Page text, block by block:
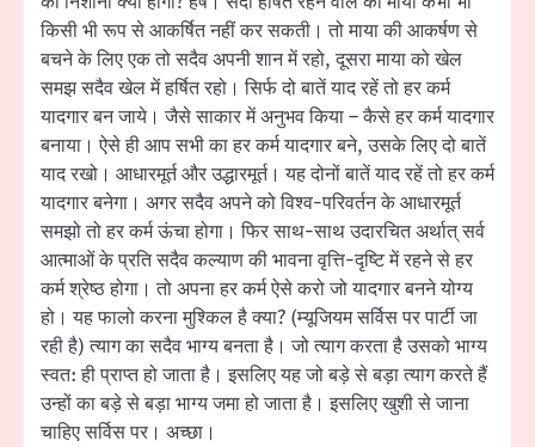
किसी भी रूप से आकर्षित नहीं कर सकती। तो माया की आकर्षण से
बचने के लिए एक तो सदैव अपनी शान में रहो, दूसरा माया को खेल
समझ सदैव खेल में हर्षित रहो। सिर्फ दो बातें याद रहें तो हर कर्म
यादगार बन जाये। जैसे साकार में अनुभव किया – कैसे हर कर्म यादगार
बनाया। ऐसे ही आप सभी का हर कर्म यादगार बने, उसके लिए दो बातें
याद रखो। आधारमूर्त और उद्धारमूर्त। यह दोनों बातें याद रहें तो हर कर्म
यादगार बनेगा। अगर सदैव अपने को विश्व-परिवर्तन के आधारमूर्त
समझो तो हर कर्म ऊंचा होगा। फिर साथ-साथ उदारचित अर्थात् सर्व
आत्माओं के प्रति सदैव कल्याण की भावना वृत्ति-दृष्टि में रहने से हर
कर्म श्रेष्ठ होगा। तो अपना हर कर्म ऐसे करो जो यादगार बनने योग्य
हो। यह फालो करना मुश्किल है क्या? (म्यूजियम सर्विस पर पार्टी जा
रही है) त्याग का सदैव भाग्य बनता है। जो त्याग करता है उसको भाग्य
स्वत: ही प्राप्त हो जाता है। इसलिए यह जो बड़े से बड़ा त्याग करते हैं
उन्हों का बड़े से बड़ा भाग्य जमा हो जाता है। इसलिए खुशी से जाना
चाहिए सर्विस पर। अच्छा।